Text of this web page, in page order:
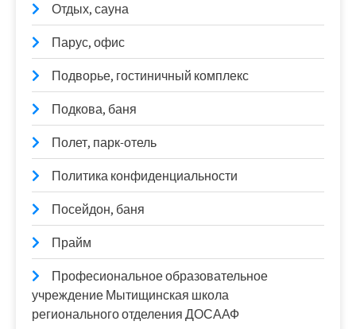
Отдых, сауна
Парус, офис
Подворье, гостиничный комплекс
Подкова, баня
Полет, парк-отель
Политика конфиденциальности
Посейдон, баня
Прайм
Професиональное образовательное
учреждение Мытищинская школа
регионального отделения ДОСААФ